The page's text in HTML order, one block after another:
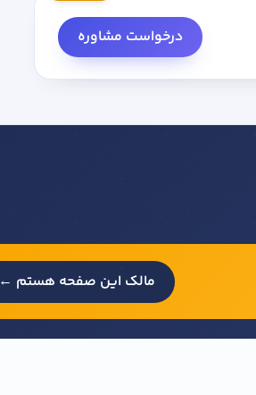
درخواست مشاوره
مالک این صفحه هستم ←